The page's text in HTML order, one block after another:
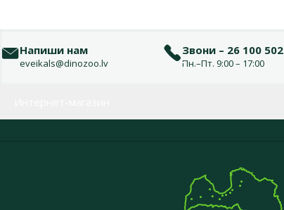
Напиши нам
eveikals@dinozoo.lv
Звони – 26 100 502
Пн.–Пт. 9:00 – 17:00